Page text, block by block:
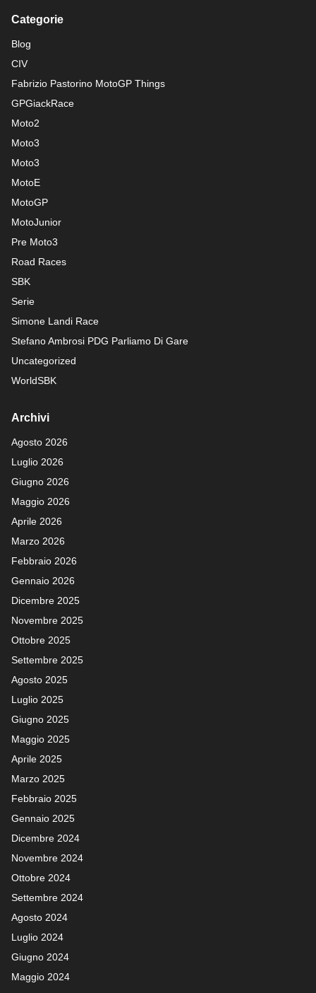
Categorie
Blog
CIV
Fabrizio Pastorino MotoGP Things
GPGiackRace
Moto2
Moto3
Moto3
MotoE
MotoGP
MotoJunior
Pre Moto3
Road Races
SBK
Serie
Simone Landi Race
Stefano Ambrosi PDG Parliamo Di Gare
Uncategorized
WorldSBK
Archivi
Agosto 2026
Luglio 2026
Giugno 2026
Maggio 2026
Aprile 2026
Marzo 2026
Febbraio 2026
Gennaio 2026
Dicembre 2025
Novembre 2025
Ottobre 2025
Settembre 2025
Agosto 2025
Luglio 2025
Giugno 2025
Maggio 2025
Aprile 2025
Marzo 2025
Febbraio 2025
Gennaio 2025
Dicembre 2024
Novembre 2024
Ottobre 2024
Settembre 2024
Agosto 2024
Luglio 2024
Giugno 2024
Maggio 2024